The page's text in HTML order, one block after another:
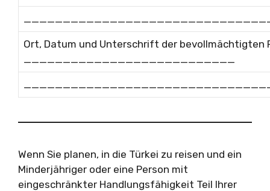
Ort, Datum und Unterschrift der bevollmächtigten
___________________________
Wenn Sie planen, in die Türkei zu reisen und ein
Minderjähriger oder eine Person mit
eingeschränkter Handlungsfähigkeit Teil Ihrer